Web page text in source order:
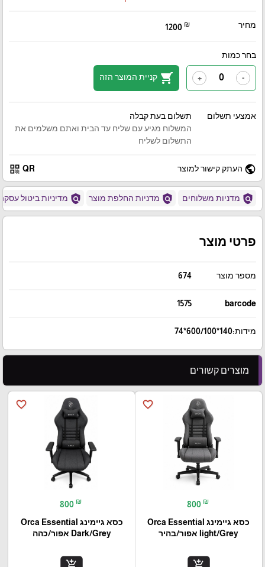
מחיר 1200 ₪
בחר כמות
-
+
shopping_cart קניית המוצר הזה
אמצעי תשלום
תשלום בעת קבלה
המשלוח מגיע עם שליח עד הבית ואתם משלמים את
התשלום לשליח
public העתק קישור למוצר QR
qr_code
policy מדניות משלוחים policy מדניות החלפת מוצר policy מדיניות ביטול
פרטי מוצר
מספר מוצר 674
barcode
1575
מידות:140*600/100*74
מוצרים קשורים
favorite_border
800 ₪
כסא גיימינג Orca Essential
light/Grey אפור/בהיר
favorite_border
800 ₪
כסא גיימינג Orca Essential
Dark/Grey אפור/כהה